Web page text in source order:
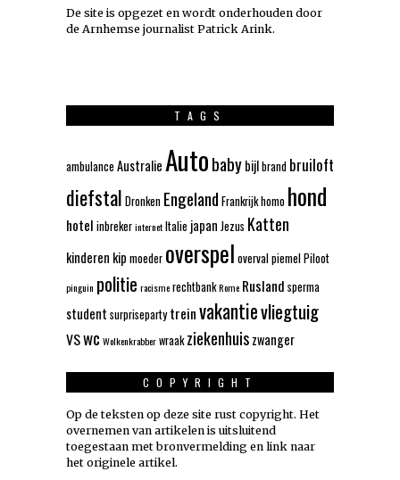
De site is opgezet en wordt onderhouden door
de Arnhemse journalist Patrick Arink.
TAGS
ambulance AustralieAutobabybijlbrand bruiloft
diefstal Dronken Engeland Frankrijkhomo hond
hotel inbrekerinternetItalie japan Jezus Katten
kinderen kip moeder overspel overvalpiemelPiloot
pinguin politie racismerechtbankRome Rusland sperma
student surpriseparty treinvakantievliegtuig
VSwc Wolkenkrabberwraak ziekenhuiszwanger
COPYRIGHT
Op de teksten op deze site rust copyright. Het
overnemen van artikelen is uitsluitend
toegestaan met bronvermelding en link naar
het originele artikel.